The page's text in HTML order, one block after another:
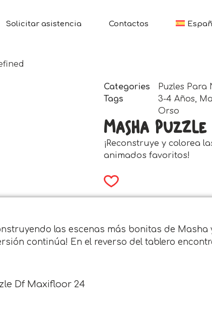
Solicitar asistencia Contactos
Categories Puzles Para
Tags
3-4 Años,
Orso
Masha
¡Reconstruye y colorea
animados favoritos!
las escenas más bonitas de Masha
continúa! En el reverso del tablero
Df Maxifloor 24